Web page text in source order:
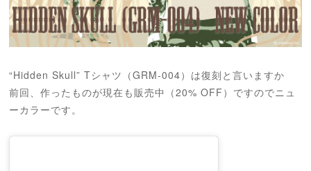
“Hidden Skull” Tシャツ（GRM-004）は復刻と言いますか
前回、作ったものが現在も販売中（20% OFF）ですのでニュ
ーカラーです。